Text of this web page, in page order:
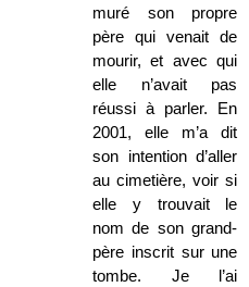
muré son propre
père qui venait de
mourir, et avec qui
elle n’avait pas
réussi à parler. En
2001, elle m’a dit
son intention d’aller
au cimetière, voir si
elle y trouvait le
nom de son grand-
père inscrit sur une
tombe. Je l’ai